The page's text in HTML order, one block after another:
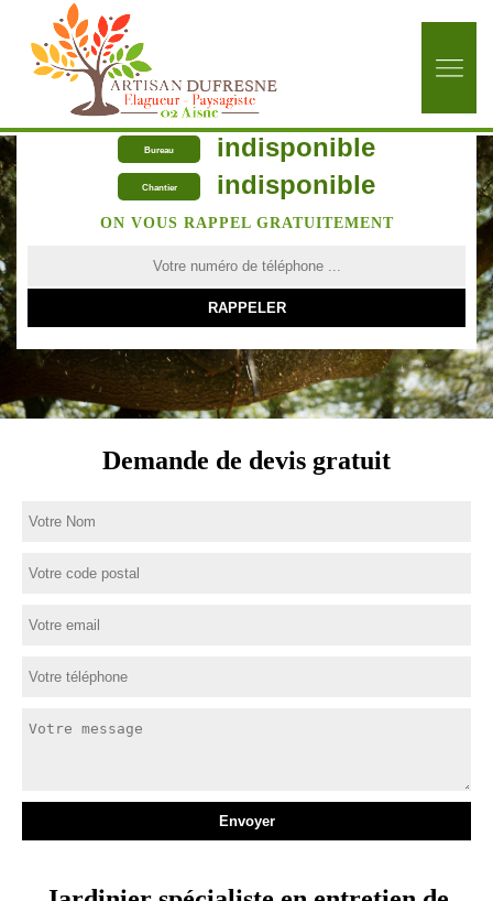
Bureau indisponible
Chantier indisponible
ON VOUS RAPPEL GRATUITEMENT
Demande de devis gratuit